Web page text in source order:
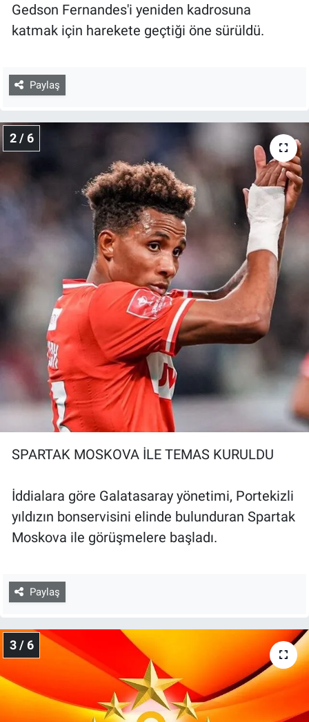
Gedson Fernandes'i yeniden kadrosuna
katmak için harekete geçtiği öne sürüldü.
Paylaş
2 / 6
SPARTAK MOSKOVA İLE TEMAS KURULDU
İddialara göre Galatasaray yönetimi, Portekizli
yıldızın bonservisini elinde bulunduran Spartak
Moskova ile görüşmelere başladı.
Paylaş
3 / 6